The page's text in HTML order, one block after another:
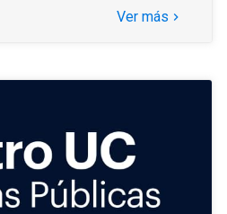
Ver más keyboard_arrow_right